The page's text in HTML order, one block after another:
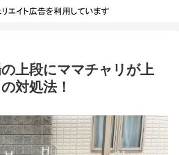
上段にママチャリが上
対処法！